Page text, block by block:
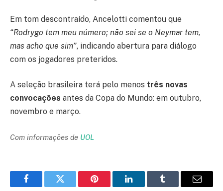
Em tom descontraído, Ancelotti comentou que
“Rodrygo tem meu número; não sei se o Neymar tem,
mas acho que sim”, indicando abertura para diálogo
com os jogadores preteridos.
A seleção brasileira terá pelo menos três novas
convocações antes da Copa do Mundo: em outubro,
novembro e março.
Com informações de UOL
FacebookTwitter Pinterest LinkedInTumblr Email